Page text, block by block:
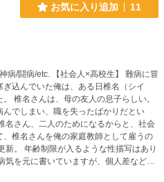
お気に入り追加 11
会人×高校生】 難病に冒
ぎ込んでいた俺は、ある日椎名（シイ
椎名さんは、母の友人の息子らしい。
んでしまい、職を失ったばかりだとい
名さん、二人のためになるからと、社会
、椎名さんを俺の家庭教師として雇うの
気を元に書いていますが、個人差などあ
同じ症状という訳ではありません。 全